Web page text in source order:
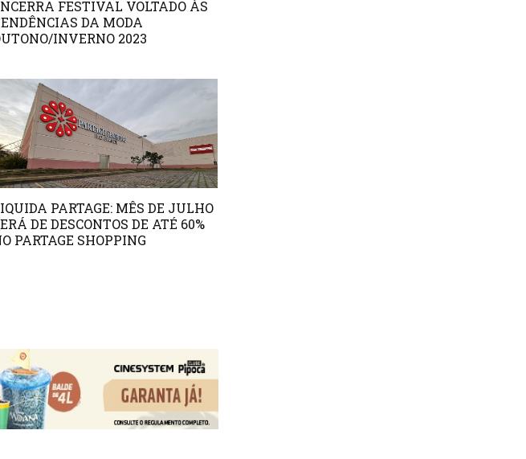
FESTIVAL VOLTADO ÀS
DA MODA
INVERNO 2023
PARTAGE: MÊS DE JULHO
DE DESCONTOS DE ATÉ 60%
PARTAGE SHOPPING